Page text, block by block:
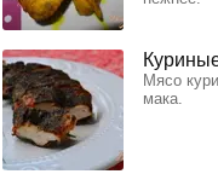
Мясо
мака.